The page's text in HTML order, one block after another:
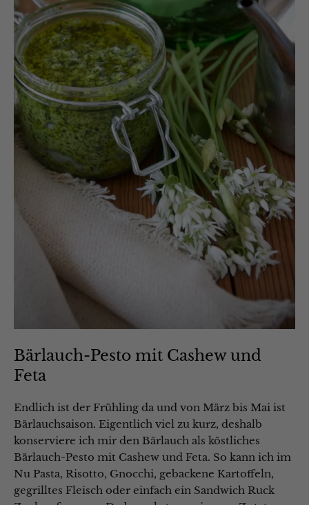
Bärlauch-Pesto mit Cashew und
Feta
Endlich ist der Frühling da und von März bis Mai ist
Bärlauchsaison. Eigentlich viel zu kurz, deshalb
konserviere ich mir den Bärlauch als köstliches
Bärlauch-Pesto mit Cashew und Feta. So kann ich im
Nu Pasta, Risotto, Gnocchi, gebackene Kartoffeln,
gegrilltes Fleisch oder einfach ein Sandwich Ruck